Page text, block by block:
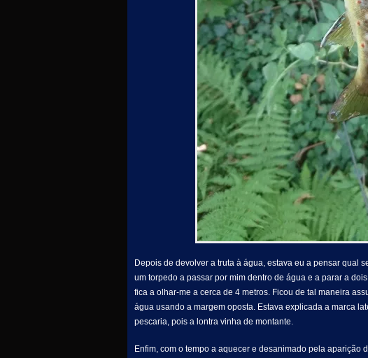
Depois de devolver a truta à água, estava eu a pensar qual
um torpedo a passar por mim dentro de água e a parar a
fica a olhar-me a cerca de 4 metros. Ficou de tal maneira
água usando a margem oposta. Estava explicada a marca
pescaria, pois a lontra vinha de montante.
Enfim, com o tempo a aquecer e desanimado pela aparição